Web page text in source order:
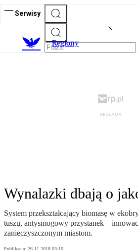
Serwisy
Regiony
Wynalazki dbają o
System przekształcający biomasę w
tuszu, antysmogowy przystanek –
zanieczyszczonym miastom.
Publikacja: 26.11.2018 03:10